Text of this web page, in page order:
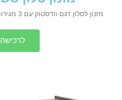
מזנון לסלון דגם וודסטוק עם 3 מגירות טריקה שקטה ורגלי מתכת
לרכישה